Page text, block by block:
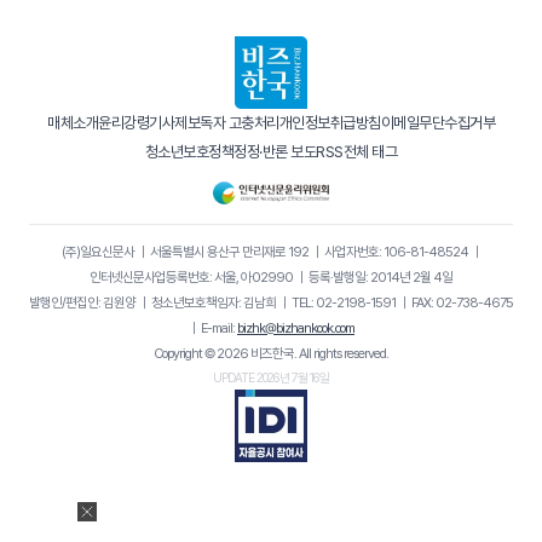
매체소개윤리강령기사제보독자 고충처리 개인정보취급방침이메일무단수집거부
청소년보호정책정정·반론 보도RSS전체 태그
(주)일요신문사｜ 서울특별시 용산구 만리재로 192｜ 사업자번호: 106-81-48524｜
인터넷신문사업등록번호: 서울, 아02990 ｜ 등록·발행일: 2014년 2월 4일
발행인/편집인: 김원양｜ 청소년보호책임자: 김남희 ｜ TEL: 02-2198-1591 ｜ FAX: 02-738-4675
｜ E-mail: bizhk@bizhankook.com
Copyright © 2026 비즈한국. All rights reserved.
UPDATE 2026년 7월 16일